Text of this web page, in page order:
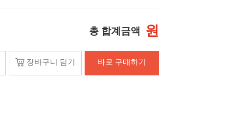
총 합계금액 원
장바구니 담기 바로 구매하기